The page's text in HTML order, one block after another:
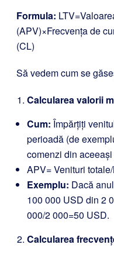
Formula:
(APV)×Frecvența de
(CL)
Să vedem cum se
Calcularea valorii
Cum: Împărțiți
perioadă (de
comenzi din
APV= Venituri
Exemplu: Dacă
100 000 USD din 2
000/2 000=50 USD.
Calcularea